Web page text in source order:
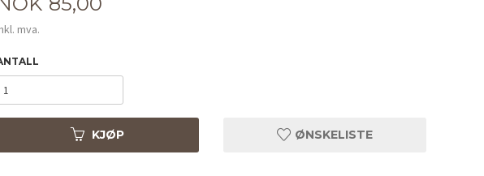
mva.
KJØP ØNSKELISTE